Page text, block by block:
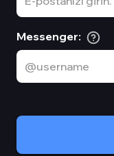
Messenger: